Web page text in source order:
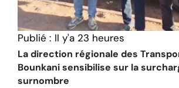
Publié : Il y'a 23 heures
La direction régionale des
Bounkani sensibilise sur la
surnombre